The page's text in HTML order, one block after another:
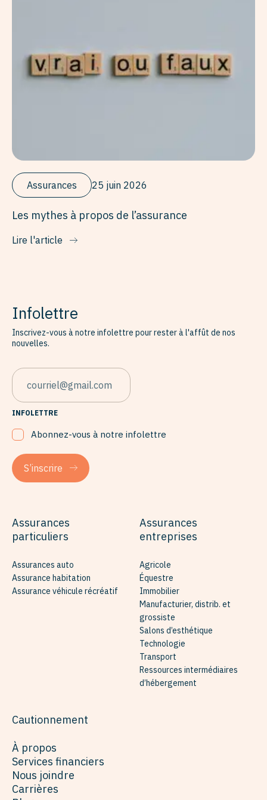
Assurances 25 juin 2026
Les mythes à propos de l’assurance
Lire l'article
Infolettre
Inscrivez-vous à notre infolettre pour rester à l'affût de nos
nouvelles.
EMAIL
INFOLETTRE
Abonnez-vous à notre infolettre
S’inscrire
Assurances
particuliers
Assurances auto
Assurance habitation
Assurance véhicule récréatif
Assurances
entreprises
Agricole
Équestre
Immobilier
Manufacturier, distrib. et
grossiste
Salons d’esthétique
Technologie
Transport
Ressources intermédiaires
d’hébergement
Cautionnement
À propos
Services financiers
Nous joindre
Carrières